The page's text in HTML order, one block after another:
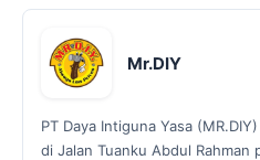
Mr.DIY
PT Daya Intiguna Yasa
di Jalan Tuanku Abdul Rahman